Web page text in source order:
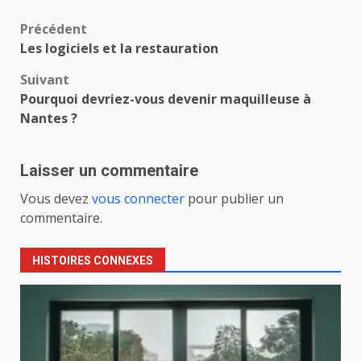
Navigation
d’article
Précédent
Les logiciels et la restauration
Suivant
Pourquoi devriez-vous devenir maquilleuse à
Nantes ?
Laisser un commentaire
Vous devez vous connecter pour publier un
commentaire.
HISTOIRES CONNEXES